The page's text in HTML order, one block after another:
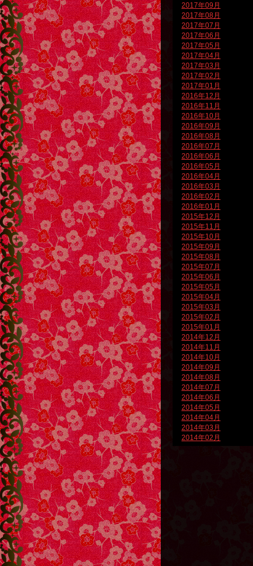
2017年09月
2017年08月
2017年07月
2017年06月
2017年05月
2017年04月
2017年03月
2017年02月
2017年01月
2016年12月
2016年11月
2016年10月
2016年09月
2016年08月
2016年07月
2016年06月
2016年05月
2016年04月
2016年03月
2016年02月
2016年01月
2015年12月
2015年11月
2015年10月
2015年09月
2015年08月
2015年07月
2015年06月
2015年05月
2015年04月
2015年03月
2015年02月
2015年01月
2014年12月
2014年11月
2014年10月
2014年09月
2014年08月
2014年07月
2014年06月
2014年05月
2014年04月
2014年03月
2014年02月